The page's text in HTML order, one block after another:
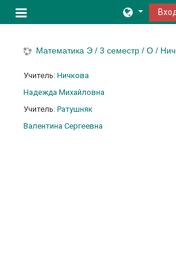
Боковая панель
Математика Э / 3 семестр / О /
Учитель:Ничкова
Надежда Михайловна
Учитель:Ратушняк
Валентина Сергеевна